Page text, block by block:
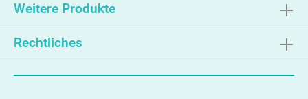
Weitere Produkte
Rechtliches